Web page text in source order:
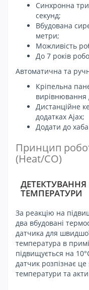
Синхронна
секунд;
Вбудована
метри;
Можливість
До 7 років
Автоматична та
Кріпельна
вирівнювання
Дистанційне
додатках Ajax;
Додати до
Принцип
(Heat/CO)
ТЕМПЕРАТУРИ
За реакцію на
два вбудовані
датчика для
температура в
підвищується на
датчик розпізнає
температури та